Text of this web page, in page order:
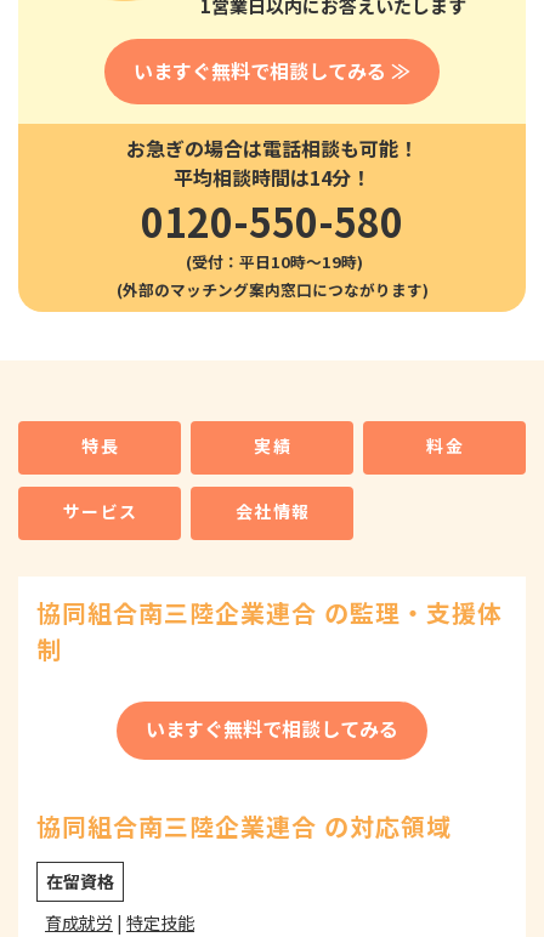
1営業日以内にお答えいたします
いますぐ無料で相談してみる ≫
お急ぎの場合は電話相談も可能！
平均相談時間は14分！
0120-550-580
(受付：平日10時〜19時)
特長 実績 料金
サービス 会社情報
協同組合南三陸企業連合 の監理・支援体
制
いますぐ無料で相談してみる
協同組合南三陸企業連合 の対応領域
在留資格
育成就労 | 特定技能